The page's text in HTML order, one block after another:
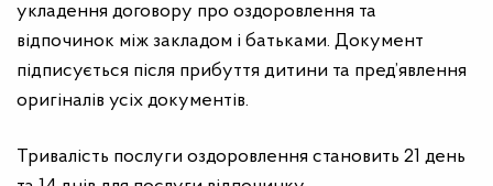
укладення договору про оздоровлення та
відпочинок між закладом і батьками. Документ
підписується після прибуття дитини та пред’явлення
оригіналів усіх документів.
Тривалість послуги оздоровлення становить 21 день